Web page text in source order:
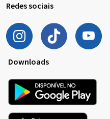
Redes sociais
Downloads